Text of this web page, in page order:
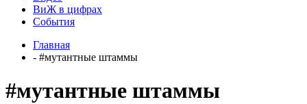
ВиЖ в цифрах
События
Главная
- #мутантные штаммы
#мутантные штаммы